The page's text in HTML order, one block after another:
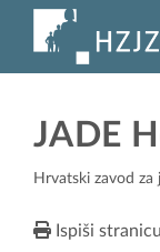
JADE
Hrvatski zavod za
Ispiši stranicu